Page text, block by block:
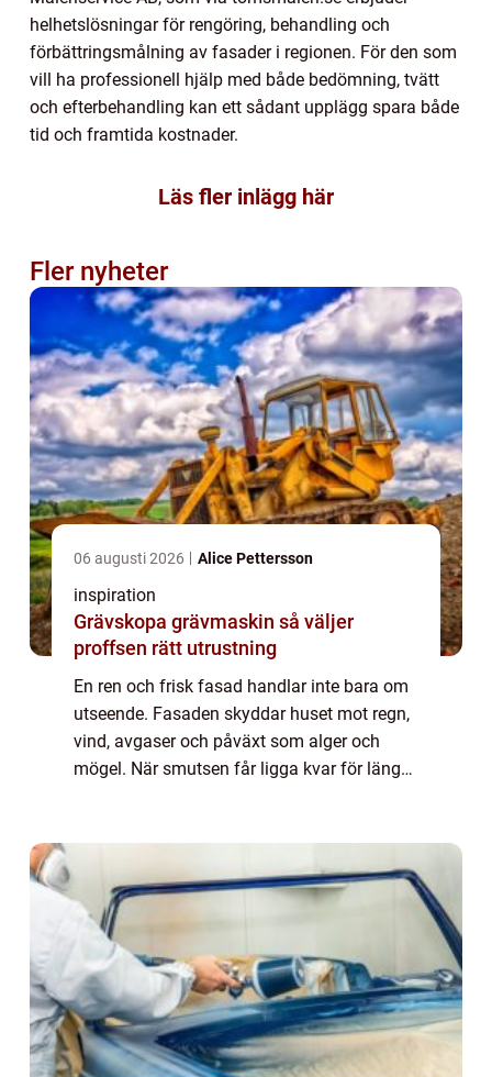
helhetslösningar för rengöring, behandling och
förbättringsmålning av fasader i regionen. För den som
vill ha professionell hjälp med både bedömning, tvätt
och efterbehandling kan ett sådant upplägg spara både
tid och framtida kostnader.
Läs fler inlägg här
Fler nyheter
06 augusti 2026 Alice Pettersson
inspiration
Grävskopa grävmaskin så väljer
proffsen rätt utrustning
En ren och frisk fasad handlar inte bara om
utseende. Fasaden skyddar huset mot regn,
vind, avgaser och påväxt som alger och
mögel. När smutsen får ligga kvar för länge